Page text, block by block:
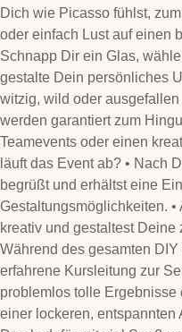
Dich wie Picasso fühlst,
oder einfach Lust auf einen
Schnapp Dir ein Glas,
gestalte Dein persönliches
witzig, wild oder
werden garantiert zum
Teamevents oder einen
läuft das Event ab? • Nach
begrüßt und erhältst eine
Gestaltungsmöglichkeiten.
kreativ und gestaltest
Während des gesamten
erfahrene Kursleitung zur
problemlos tolle Ergebnisse
einer lockeren, entspannten